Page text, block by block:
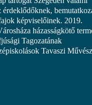
képviselőinek. 2019.
házasságkötő
Tagozatának
Tavaszi